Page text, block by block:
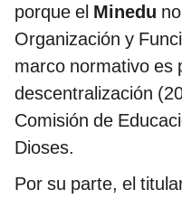
porque el Minedu
Organización y
marco normativo es
descentralización
Comisión de
Dioses.
Por su parte, el